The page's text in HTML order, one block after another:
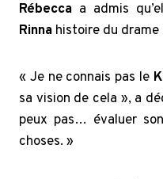
Rébecca a admis
Rinna histoire du drame
« Je ne connais pas le
sa vision de cela », a
peux pas… évaluer
choses. »